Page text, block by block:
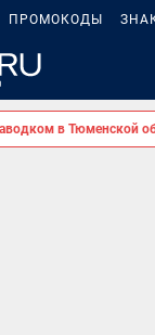
ПРОМОКОДЫ
в Тюменской